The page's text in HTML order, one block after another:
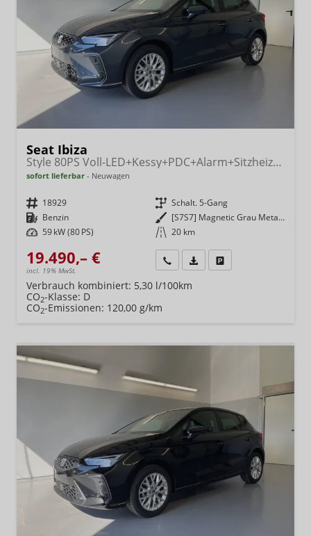
Seat Ibiza
Style 80PS Voll-LED+Kessy+PDC+Alarm+Sitzheizung+Kamera+App-Connect
sofort lieferbar Neuwagen
Fahrzeugnr. 18929 Getriebe Schalt. 5-Gang
Kraftstoff Benzin Außenfarbe
[S7S7] Magnetic Grau Metallic
Leistung 59 kW (80 PS) Kilometerstand 20 km
19.490,– €
incl. 19% MwSt.
Wir rufen Sie anFahrzeugexposé (PDF)
Verbrauch kombiniert: 5,30 l/100km
CO2-Klasse: D
CO2-Emissionen: 120,00 g/km